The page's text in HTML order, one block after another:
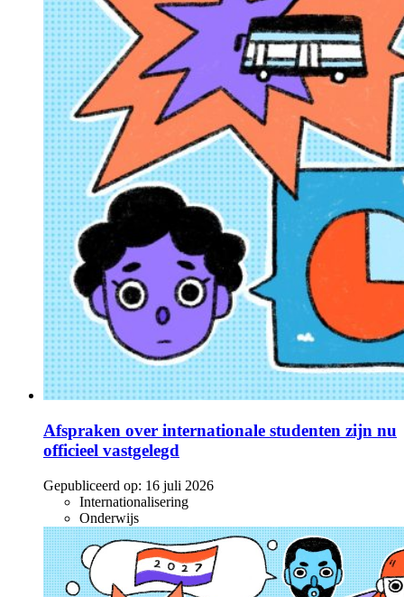
Afspraken over internationale studenten zijn nu
officieel vastgelegd
Gepubliceerd op: 16 juli 2026
Internationalisering
Onderwijs